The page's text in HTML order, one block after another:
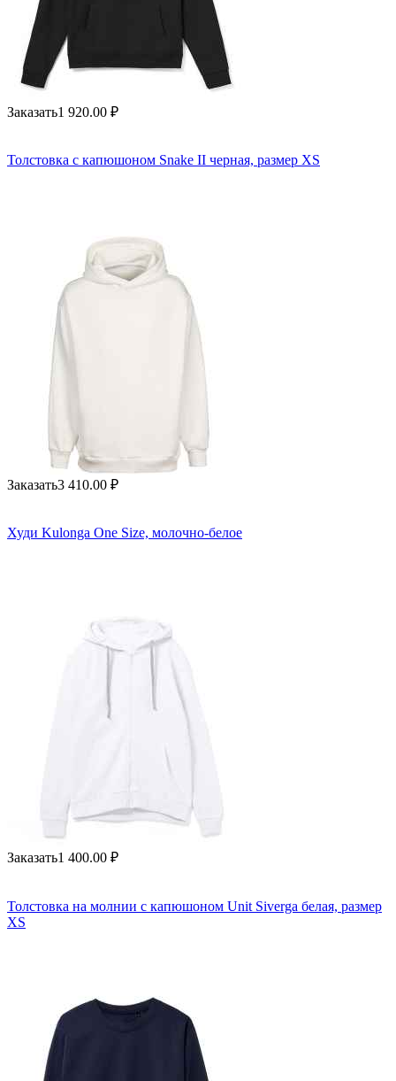
Заказать1 920.00 ₽
Толстовка с капюшоном Snake II черная, размер XS
Заказать3 410.00 ₽
Худи Kulonga One Size, молочно-белое
Заказать1 400.00 ₽
Толстовка на молнии с капюшоном Unit Siverga белая, размер
XS